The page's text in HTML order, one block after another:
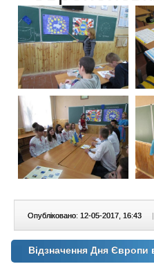
Опубліковано: 12-05-2017, 16:43 |
Відзначення Дня